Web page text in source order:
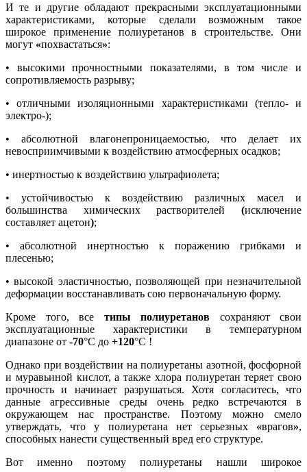
И те и другие обладают прекрасными эксплуатационными
характеристиками, которые сделали возможным такое
широкое применение полиуретанов в строительстве. Они
могут «похвастаться»:
• высокими прочностными показателями, в том числе и
сопротивляемость разрыву;
• отличными изоляционными характеристиками (тепло- и
электро-);
• абсолютной влагонепроницаемостью, что делает их
невосприимчивыми к воздействию атмосферных осадков;
• инертностью к воздействию ультрафиолета;
• устойчивостью к воздействию различных масел и
большинства химических растворителей (исключение
составляет ацетон);
• абсолютной инертностью к поражению грибками и
плесенью;
• высокой эластичностью, позволяющей при незначительной
деформации восстанавливать сою первоначальную форму.
Кроме того, все типы полиуретанов сохраняют свои
эксплуатационные характеристики в температурном
диапазоне от -70°С до +120°С !
Однако при воздействии на полиуретаны азотной, фосфорной
и муравьиной кислот, а также хлора полиуретан теряет свою
прочность и начинает разрушаться. Хотя согласитесь, что
данные агрессивные среды очень редко встречаются в
окружающем нас пространстве. Поэтому можно смело
утверждать, что у полиуретана нет серьезных «врагов»,
способных нанести существенный вред его структуре.
Вот именно поэтому полиуретаны нашли широкое